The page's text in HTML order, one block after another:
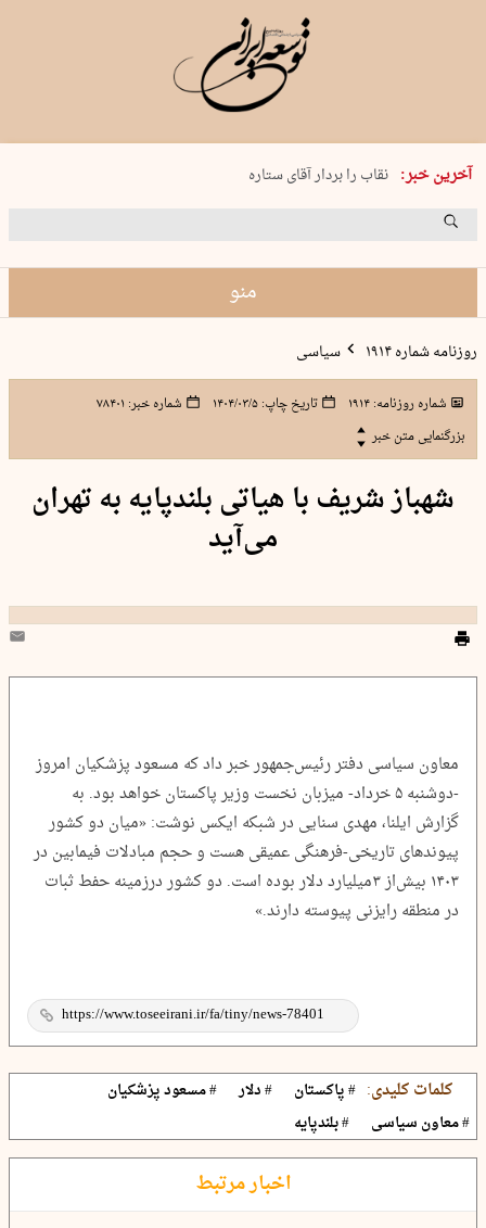
آخرین خبر:
پنجشنبه 15 مرداد 1405 شماره 2243
نقاب را بردار آقای ستاره
کدام فوتبال؟
منو
روزنامه شماره ۱۹۱۴ سیاسی
شماره روزنامه:۱۹۱۴ تاریخ چاپ:۱۴۰۴/۰۳/۵ شماره خبر: ۷۸۴۰۱
بزرگنمایی متن خبر
شهباز شریف با هیاتی بلندپایه به تهران
می‌آید
معاون سیاسی دفتر رئیس‌جمهور خبر داد که مسعود پزشکیان امروز
-دوشنبه ۵ خرداد- میزبان نخست وزیر پاکستان خواهد بود. به
گزارش ایلنا، مهدی سنایی در شبکه ایکس نوشت: «میان دو کشور
پیوندهای تاریخی-فرهنگی عمیقی هست و حجم مبادلات فیمابین در
۱۴۰۳ بیش‌از ۳میلیارد دلار بوده است. دو کشور درزمینه حفط ثبات
در منطقه رایزنی پیوسته دارند.»
کلمات کلیدی: # پاکستان # دلار
# مسعود پزشکیان
# معاون سیاسی
# بلندپایه
اخبار مرتبط